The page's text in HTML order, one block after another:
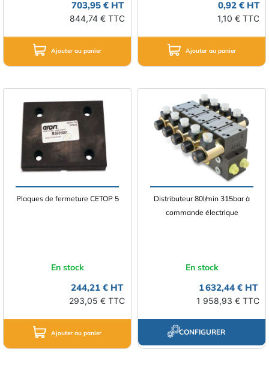
703,95 € HT
844,74 € TTC
Ajouter au panier
0,92 € HT
1,10 € TTC
Ajouter au panier
Plaques de fermeture CETOP 5
En stock
244,21 € HT
293,05 € TTC
Ajouter au panier
Distributeur 80l/min 315bar à
commande électrique
En stock
1 632,44 € HT
1 958,93 € TTC
CONFIGURER